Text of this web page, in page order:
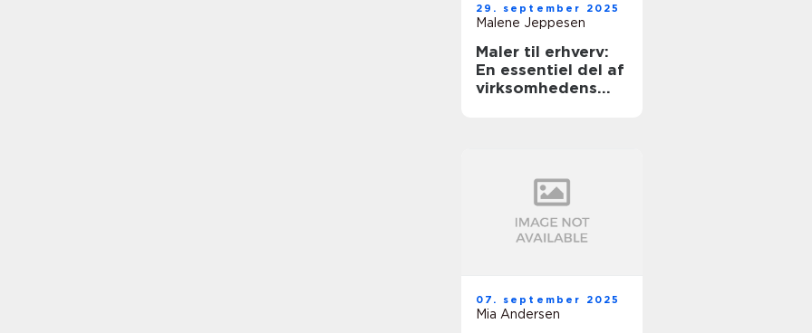
29. september 2025
Malene Jeppesen
Maler til erhverv:
En essentiel del af
virksomhedens
07. september 2025
Mia Andersen